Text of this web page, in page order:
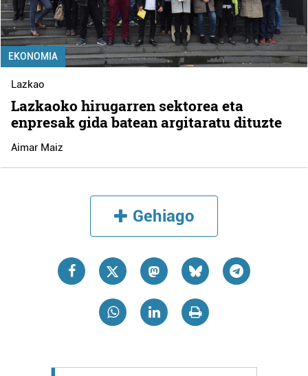
EKONOMIA
Lazkao
Lazkaoko hirugarren sektorea eta
enpresak gida batean argitaratu dituzte
Aimar Maiz
Gehiago